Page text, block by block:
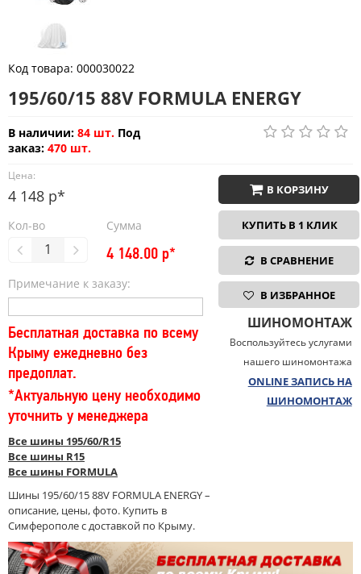
Код товара: 000030022
195/60/15 88V FORMULA ENERGY
В наличии: 84 шт. Под
заказ: 470 шт.
Цена:
4 148 р*
Кол-во Сумма
4 148.00 р*
Примечание к заказу:
Бесплатная доставка по всему
Крыму ежедневно без
предоплат.
*Актуальную цену необходимо
уточнить у менеджера
Все шины 195/60/R15
Все шины R15
Все шины FORMULA
Шины 195/60/15 88V FORMULA ENERGY –
описание, цены, фото. Купить в
Симферополе с доставкой по Крыму.
В КОРЗИНУ
КУПИТЬ В 1 КЛИК
В СРАВНЕНИЕ
В ИЗБРАННОЕ
ШИНОМОНТАЖ
Воспользуйтесь услугами
нашего шиномонтажа
ONLINE ЗАПИСЬ НА
ШИНОМОНТАЖ